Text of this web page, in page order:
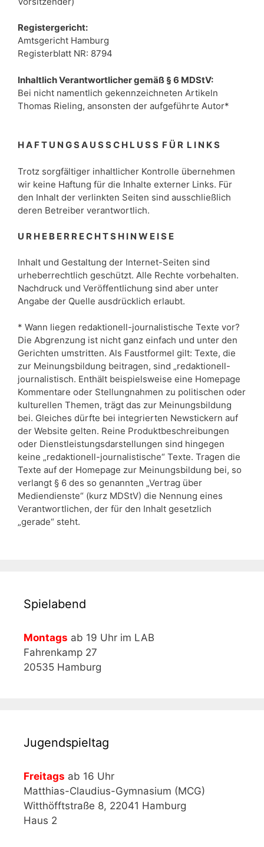
Registergericht:
Amtsgericht Hamburg
Registerblatt NR: 8794
Inhaltlich Verantwortlicher gemäß § 6 MDStV:
Bei nicht namentlich gekennzeichneten Artikeln
Thomas Rieling, ansonsten der aufgeführte Autor*
H A F T U N G S A U S S C H L U S S F Ü R L I N K S
Trotz sorgfältiger inhaltlicher Kontrolle übernehmen
wir keine Haftung für die Inhalte externer Links. Für
den Inhalt der verlinkten Seiten sind ausschließlich
deren Betreiber verantwortlich.
U R H E B E R R E C H T S H I N W E I S E
Inhalt und Gestaltung der Internet-Seiten sind
urheberrechtlich geschützt. Alle Rechte vorbehalten.
Nachdruck und Veröffentlichung sind aber unter
Angabe der Quelle ausdrücklich erlaubt.
* Wann liegen redaktionell-journalistische Texte vor?
Die Abgrenzung ist nicht ganz einfach und unter den
Gerichten umstritten. Als Faustformel gilt: Texte, die
zur Meinungsbildung beitragen, sind „redaktionell-
journalistisch. Enthält beispielsweise eine Homepage
Kommentare oder Stellungnahmen zu politischen oder
kulturellen Themen, trägt das zur Meinungsbildung
bei. Gleiches dürfte bei integrierten Newstickern auf
der Website gelten. Reine Produktbeschreibungen
oder Dienstleistungsdarstellungen sind hingegen
keine „redaktionell-journalistische“ Texte. Tragen die
Texte auf der Homepage zur Meinungsbildung bei, so
verlangt § 6 des so genannten „Vertrag über
Mediendienste“ (kurz MDStV) die Nennung eines
Verantwortlichen, der für den Inhalt gesetzlich
„gerade“ steht.
Spielabend
Montags ab 19 Uhr im LAB
Fahrenkamp 27
20535 Hamburg
Jugendspieltag
Freitags ab 16 Uhr
Matthias-Claudius-Gymnasium (MCG)
Witthöfftstraße 8, 22041 Hamburg
Haus 2